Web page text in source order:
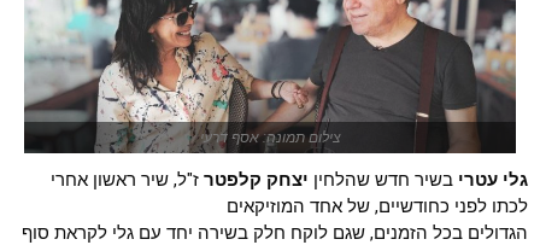
צילום תמונה: אסף דרעי
גלי עטרי בשיר חדש שהלחין יצחק קלפטר ז"ל, שיר ראשון אחרי
לכתו לפני כחודשיים, של אחד המוזיקאים
הגדולים בכל הזמנים, שגם לוקח חלק בשירה יחד עם גלי לקראת סוף